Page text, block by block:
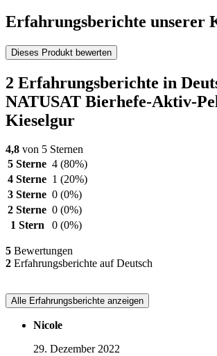
Erfahrungsberichte unserer
Dieses Produkt bewerten
2 Erfahrungsberichte in
NATUSAT Bierhefe-Aktiv-
Kieselgur
4,8 von 5 Sternen
5 Sterne 4 (80%)
4 Sterne 1 (20%)
3 Sterne 0 (0%)
2 Sterne 0 (0%)
1 Stern
0 (0%)
5 Bewertungen
2 Erfahrungsberichte auf Deutsch
Alle Erfahrungsberichte anzeigen
Nicole
29. Dezember 2022